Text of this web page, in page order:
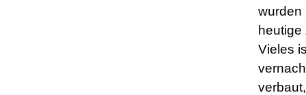
wurden
heutige
Vieles